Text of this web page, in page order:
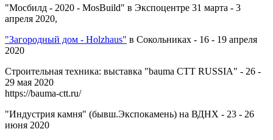
"Мосбилд - 2020 - MosBuild" в Экспоцентре 31 марта - 3
апреля 2020,
"Загородный дом - Holzhaus" в Сокольниках - 16 - 19 апреля
2020
Строительная техника: выставка "bauma CTT RUSSIA" - 26 -
29 мая 2020
https://bauma-ctt.ru/
"Индустрия камня" (бывш.Экспокамень) на ВДНХ - 23 - 26
июня 2020